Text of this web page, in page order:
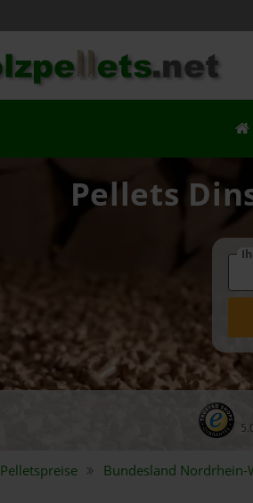
Pellets
Pelletspreise Bundesland Nordrhein-